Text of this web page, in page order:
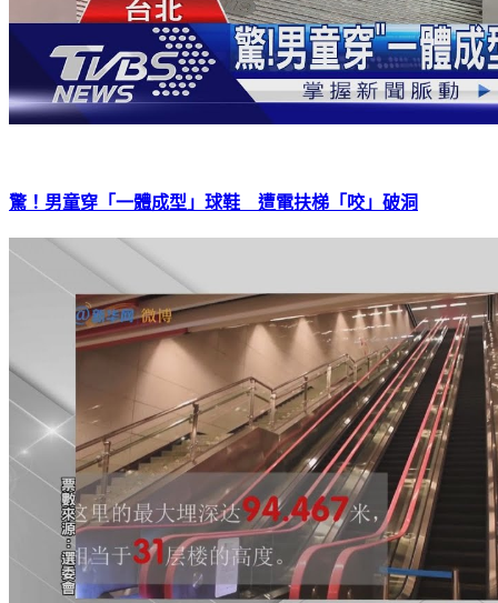
驚！男童穿「一體成型」球鞋 遭電扶梯「咬」破洞